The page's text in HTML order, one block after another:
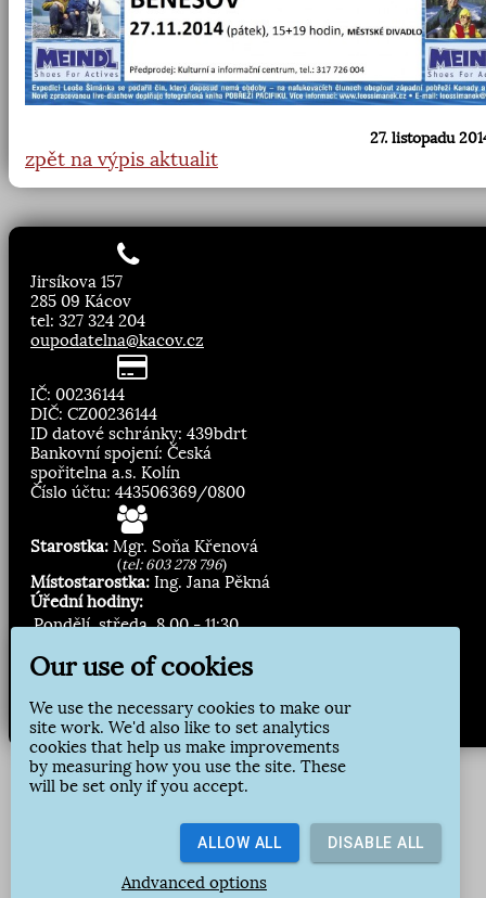
27. listopadu
zpět na výpis aktualit
Jirsíkova 157
285 09 Kácov
tel: 327 324 204
oupodatelna@kacov.cz
IČ: 00236144
DIČ: CZ00236144
ID datové schránky: 439bdrt
Bankovní spojení: Česká
spořitelna a.s. Kolín
Číslo účtu: 443506369/0800
Starostka: Mgr. Soňa Křenová
(tel: 603 278 796)
Místostarostka: Ing. Jana Pěkná
Úřední hodiny:
Pondělí, středa 8.00 - 11:30
Zasílání novinek:
Přihlásit odběr
Our use of cookies
We use the necessary cookies to make our
site work. We'd also like to set analytics
cookies that help us make improvements
by measuring how you use the site. These
will be set only if you accept.
ALLOW ALL DISABLE ALL
Andvanced options